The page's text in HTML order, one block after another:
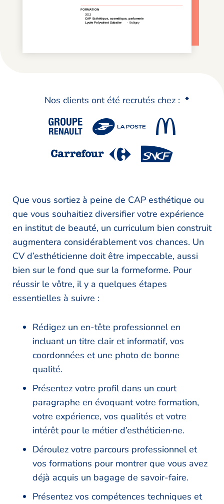
Nos clients ont été recrutés chez : *
Que vous sortiez à peine de CAP esthétique ou
que vous souhaitiez diversifier votre expérience
en institut de beauté, un curriculum bien construit
augmentera considérablement vos chances. Un
CV d’esthéticienne doit être impeccable, aussi
bien sur le fond que sur la formeforme. Pour
réussir le vôtre, il y a quelques étapes
essentielles à suivre :
Rédigez un en-tête professionnel en
incluant un titre clair et informatif, vos
coordonnées et une photo de bonne
qualité.
Présentez votre profil dans un court
paragraphe en évoquant votre formation,
votre expérience, vos qualités et votre
intérêt pour le métier d’esthéticien·ne.
Déroulez votre parcours professionnel et
vos formations pour montrer que vous avez
déjà acquis un bagage de savoir-faire.
Présentez vos compétences techniques et